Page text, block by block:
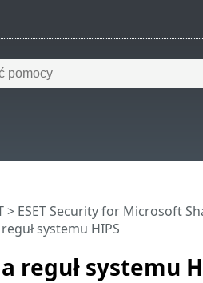
reguł systemu
> ESET Security for Microsoft
systemu HIPS